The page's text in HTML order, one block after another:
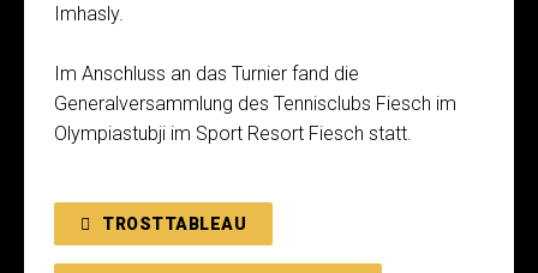
Imhasly.
Im Anschluss an das Turnier fand die
Generalversammlung des Tennisclubs Fiesch im
Olympiastubji im Sport Resort Fiesch statt.
TROSTTABLEAU